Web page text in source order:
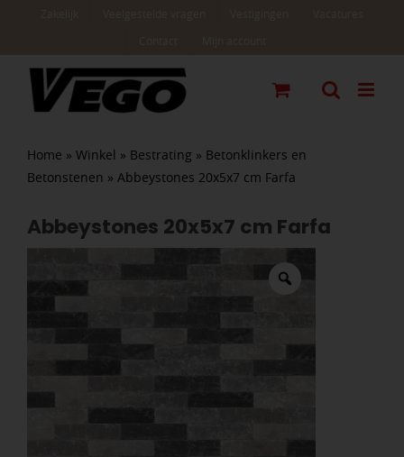
Home » Winkel » Bestrating » Betonklinkers en
Betonstenen » Abbeystones 20x5x7 cm Farfa
Abbeystones 20x5x7 cm Farfa